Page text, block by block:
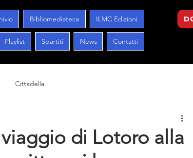
Bibliomediateca ILMC Edizioni
Playlist Spartiti News Contatti
Cittadella
di Lotoro alla